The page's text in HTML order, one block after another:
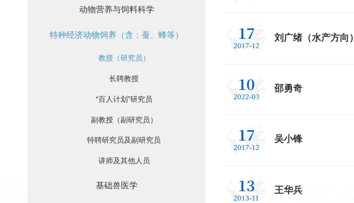
动物营养与饲料科学
特种经济动物饲养（含：蚕、蜂等）
教授（研究员）
长聘教授
“百人计划”研究员
副教授（副研究员）
特聘研究员及副研究员
讲师及其他人员
基础兽医学
17
2017-12
刘广绪（水产方向）
10
2022-03
邵勇奇
17
2017-12
吴小锋
13
2013-11
王华兵